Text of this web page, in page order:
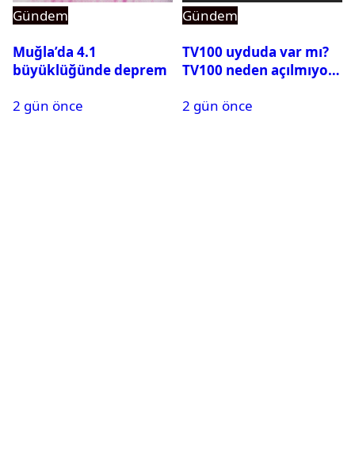
Gündem
Muğla’da 4.1
büyüklüğünde deprem
2 gün önce
Gündem
TV100 uyduda var mı?
TV100 neden açılmıyor?
2 gün önce